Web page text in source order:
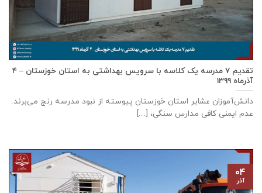
تقدیم ۷ مدرسه یک کلاسه با سرويس بهداشتی به استان خوزستان – ۴
آذر‌ماه ۱۳۹۹
دانش‌آموزان عشایر استان خوزستان پيوسته از نبود مدرسه رنج می‌برند.
عدم ایمنی کافی مدارس سنگی، [...]
۰۴
آذر